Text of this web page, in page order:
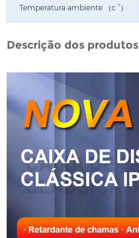
Temperatura ambiente （c °）
Descrição dos produtos